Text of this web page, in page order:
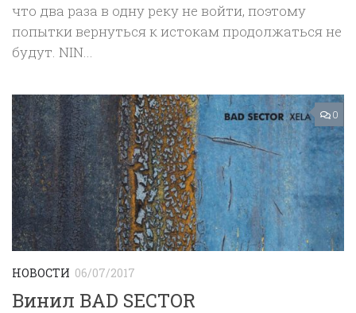
что два раза в одну реку не войти, поэтому
попытки вернуться к истокам продолжаться не
будут. NIN...
0
НОВОСТИ 06/07/2017
Винил BAD SECTOR